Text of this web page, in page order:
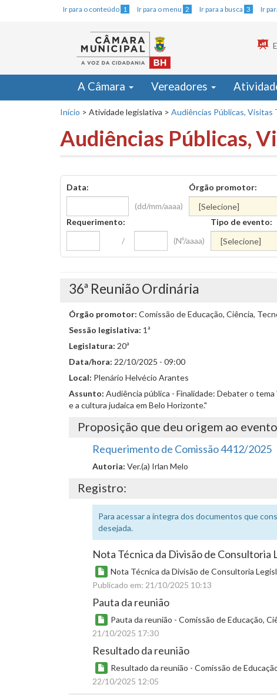
Ir para o conteúdo 1 Ir para o menu 2 Ir para a busca 3 Ir
A Câmara Vereadores
Início > Atividade legislativa > Audiências Públicas, Visitas
Audiências Públicas,
Data:
(dd/mm/aaaa)
Órgão promotor:
Requerimento:
/
(Nº/aaaa)
Tipo de evento:
36ª Reunião Ordinária
Órgão promotor: Comissão de Educação, Ciência,
Sessão legislativa: 1ª
Legislatura: 20ª
Data/hora: 22/10/2025 - 09:00
Local: Plenário Helvécio Arantes
Assunto: Audiência pública - Finalidade: Debater o
e a cultura judaica em Belo Horizonte."
Proposição que deu origem ao evento
Requerimento de Comissão 4412/2025
Autoria: Ver.(a) Irlan Melo
Registro:
Para acessar a íntegra dos documentos que
desejada.
Nota Técnica da Divisão de Consultoria
Nota Técnica da Divisão de Consultoria
Publicado em: 21/10/2025 10:13
Pauta da reunião
Pauta da reunião - Comissão de Educação,
21/10/2025 17:30
Resultado da reunião
Resultado da reunião - Comissão de
22/10/2025 12:05